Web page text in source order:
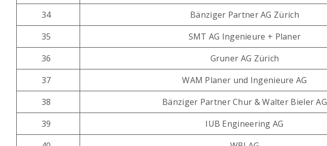
34
Bänziger Partner AG Zürich
35
SMT AG Ingenieure + Planer
36
Gruner AG Zürich
37
WAM Planer und Ingenieure AG
38
Bänziger Partner Chur & Walter Bieler AG
39
IUB Engineering AG